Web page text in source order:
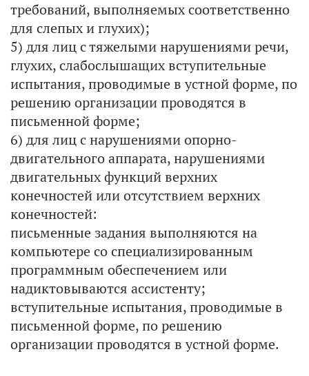
требований, выполняемых соответственно
для слепых и глухих);
5) для лиц с тяжелыми нарушениями речи,
глухих, слабослышащих вступительные
испытания, проводимые в устной форме, по
решению организации проводятся в
письменной форме;
6) для лиц с нарушениями опорно-
двигательного аппарата, нарушениями
двигательных функций верхних
конечностей или отсутствием верхних
конечностей:
письменные задания выполняются на
компьютере со специализированным
программным обеспечением или
надиктовываются ассистенту;
вступительные испытания, проводимые в
письменной форме, по решению
организации проводятся в устной форме.